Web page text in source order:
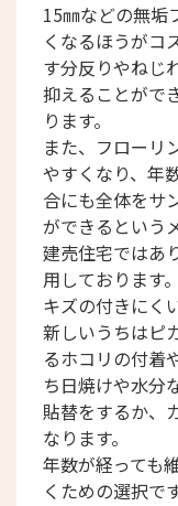
15㎜などの無垢
くなるほうがコ
す分反りやねじ
抑えることがで
ります。
また、フローリ
やすくなり、年
合にも全体をサ
ができるという
建売住宅ではあ
用しております。
キズの付きにく
新しいうちはピ
るホコリの付着
ち日焼けや水分
貼替をするか、
なります。
年数が経っても
くための選択です